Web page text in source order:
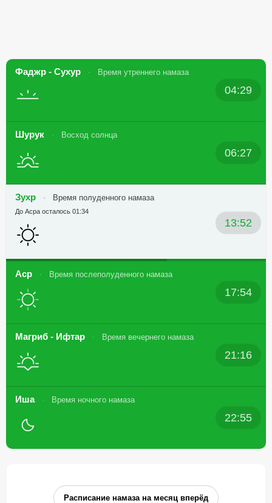
Фаджр - Сухур Время утреннего намаза
04:29
Шурук Восход солнца
06:27
Зухр Время полуденного намаза
13:52
До Асра осталось 01:34
Аср Время послеполуденного намаза
17:54
Магриб - Ифтар Время вечернего намаза
21:16
Иша Время ночного намаза
22:55
Расписание намаза на месяц вперёд